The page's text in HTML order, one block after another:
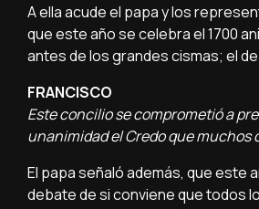
A ella acude el papa y los
que este año se celebra el 1700
antes de los grandes cismas; el
FRANCISCO
Este concilio se comprometió a
unanimidad el Credo que
El papa señaló además, que este
debate de si conviene que todos